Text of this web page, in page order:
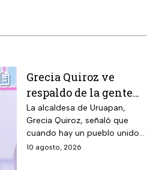
Grecia Quiroz ve
respaldo de la gente
rumbo a las
elecciones 2027
La alcaldesa de Uruapan,
Grecia Quiroz, señaló que
cuando hay un pueblo unido
la voluntad no se puede
10 agosto, 2026